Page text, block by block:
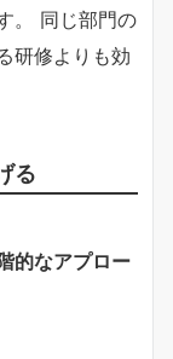
。 同じ部門の
研修よりも効
る
的なアプロー